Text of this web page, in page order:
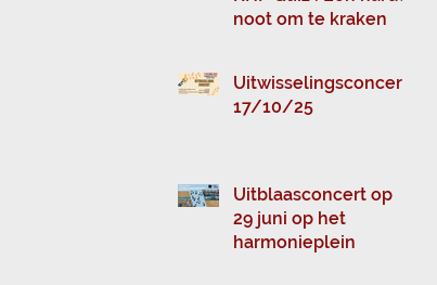
noot om te kraken
Uitwisselingsconcert
17/10/25
Uitblaasconcert op
29 juni op het
harmonieplein